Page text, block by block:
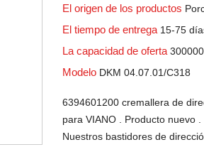
El origen de los productos
El tiempo de entrega 15-75
La capacidad de oferta
Modelo DKM 04.07.01/C318
6394601200 cremallera de
para VIANO . Producto nuevo .
Nuestros bastidores de